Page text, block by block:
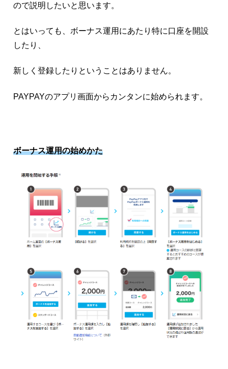
ので説明したいと思います。
とはいっても、ボーナス運用にあたり特に口座を開設
したり、
新しく登録したりということはありません。
PAYPAYのアプリ画面からカンタンに始められます。
ボーナス運用の始めかた